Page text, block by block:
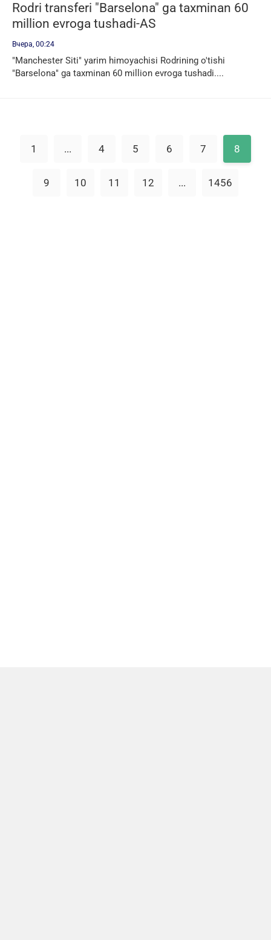
Rodri transferi "Barselona" ga taxminan 60
million evroga tushadi-AS
Вчера, 00:24
"Manchester Siti" yarim himoyachisi Rodrining o'tishi
"Barselona" ga taxminan 60 million evroga tushadi....
1 ... 4 5 6 7 8
9 10 11 12 ... 1456